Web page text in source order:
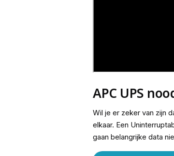
APC UPS
Wil je er zeker van zijn
elkaar. Een
gaan belangrijke data